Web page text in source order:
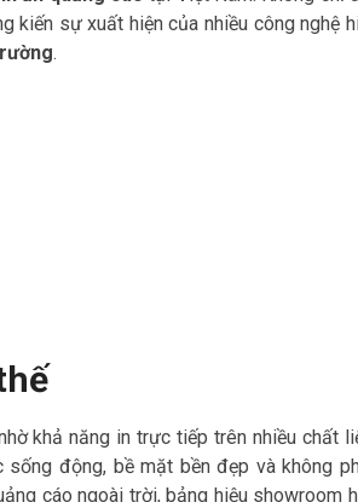
kiến sự xuất hiện của nhiều công nghệ
.
khả năng in trực tiếp trên nhiều chất
động, bề mặt bền đẹp và không
cáo ngoài trời, bảng hiệu showroom